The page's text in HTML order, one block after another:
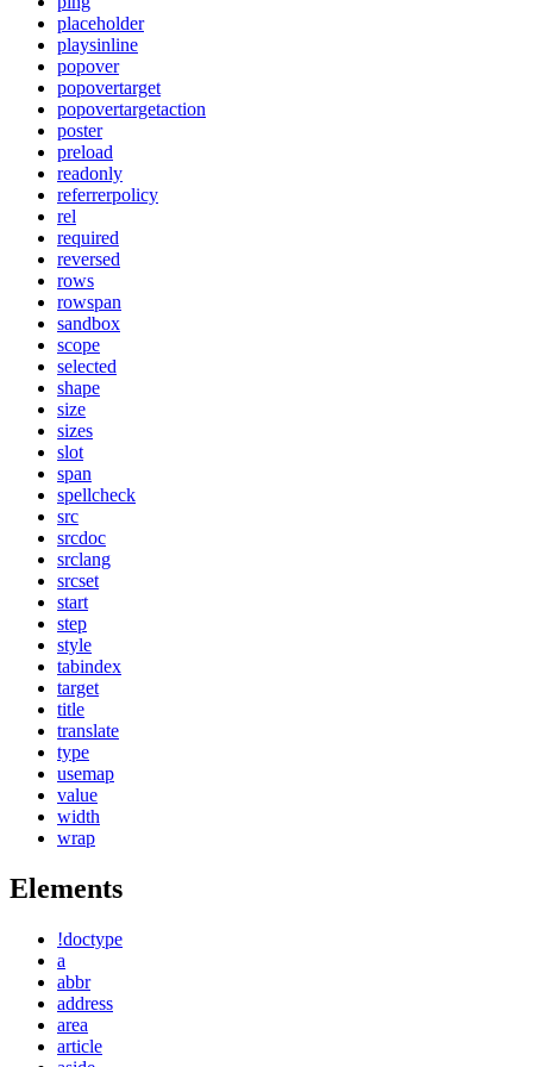
placeholder
playsinline
popover
popovertarget
popovertargetaction
poster
preload
readonly
referrerpolicy
rel
required
reversed
rows
rowspan
sandbox
scope
selected
shape
size
sizes
slot
span
spellcheck
src
srcdoc
srclang
srcset
start
step
style
tabindex
target
title
translate
type
usemap
value
width
wrap
Elements
!doctype
a
abbr
address
area
article